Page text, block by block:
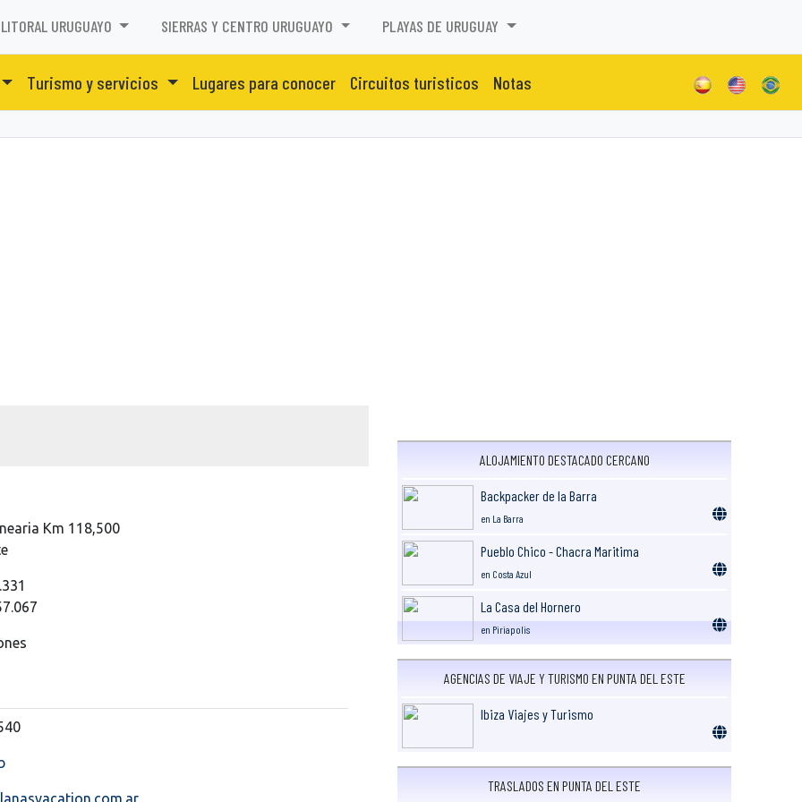
LITORAL URUGUAYO SIERRAS Y CENTRO URUGUAYO PLAYAS DE URUGUAY
Turismo y servicios Lugares para conocer Circuitos turisticos Notas
Km 118,500
ALOJAMIENTO DESTACADO CERCANO
Backpacker de la Barra
en La Barra
Pueblo Chico - Chacra Maritima
en Costa Azul
La Casa del Hornero
en Piriapolis
AGENCIAS DE VIAJE Y TURISMO EN PUNTA DEL ESTE
Ibiza Viajes y Turismo
TRASLADOS EN PUNTA DEL ESTE